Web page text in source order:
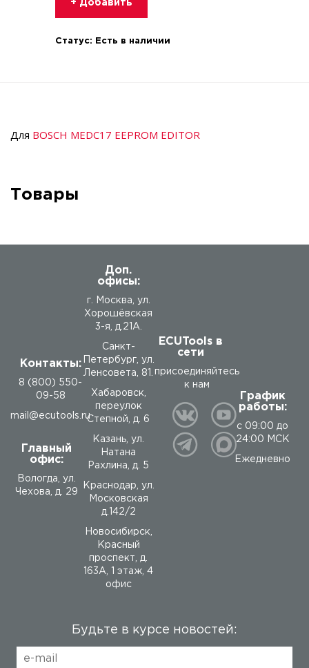
+ Добавить
Статус: Есть в наличии
Для BOSCH MEDC17 EEPROM EDITOR
Товары
Контакты:
8 (800) 550-
09-58
mail@ecutools.ru
Главный
офис:
Вологда, ул.
Чехова, д. 29
Доп.
офисы:
г. Москва, ул.
Хорошёвская
3-я, д.21А.
Санкт-
Петербург, ул.
Ленсовета, 81.
Хабаровск,
переулок
Степной, д. 6
Казань, ул.
Натана
Рахлина, д. 5
Краснодар, ул.
Московская
д.142/2
Новосибирск,
Красный
проспект, д.
163А, 1 этаж, 4
офис
ECUTools в
сети
присоединяйтесь
к нам
График
работы:
с 09:00 до
24:00 МСК
Ежедневно
Будьте в курсе новостей: